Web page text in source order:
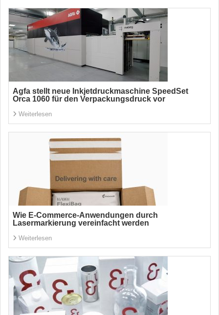
Agfa stellt neue Inkjetdruckmaschine SpeedSet
Orca 1060 für den Verpackungsdruck vor
Weiterlesen
Wie E-Commerce-Anwendungen durch
Lasermarkierung vereinfacht werden
Weiterlesen